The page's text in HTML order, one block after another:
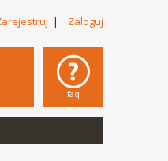
| Zaloguj
faq